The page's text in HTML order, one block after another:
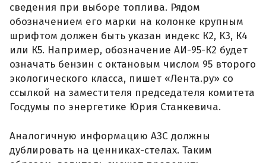
сведения при выборе топлива. Рядом
обозначением его марки на колонке крупным
шрифтом должен быть указан индекс К2, К3, К4
или К5. Например, обозначение АИ-95-К2 будет
означать бензин с октановым числом 95 второго
экологического класса, пишет «Лента.ру» со
ссылкой на заместителя председателя комитета
Госдумы по энергетике Юрия Станкевича.
Аналогичную информацию АЗС должны
дублировать на ценниках-стелах. Таким